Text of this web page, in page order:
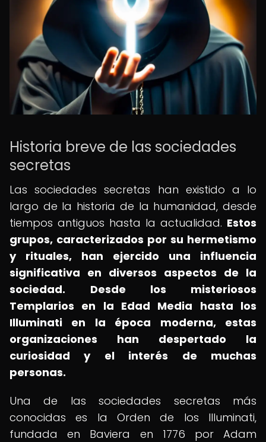
Historia breve de las sociedades
secretas
Las sociedades secretas han existido a lo
largo de la historia de la humanidad, desde
tiempos antiguos hasta la actualidad. Estos
grupos, caracterizados por su hermetismo
y rituales, han ejercido una influencia
significativa en diversos aspectos de la
sociedad.
Desde los misteriosos
Templarios en la Edad Media hasta los
Illuminati en la época moderna, estas
organizaciones han despertado la
curiosidad y el interés de muchas
personas.
Una de las sociedades secretas más
conocidas es la Orden de los Illuminati,
fundada en Baviera en 1776 por Adam